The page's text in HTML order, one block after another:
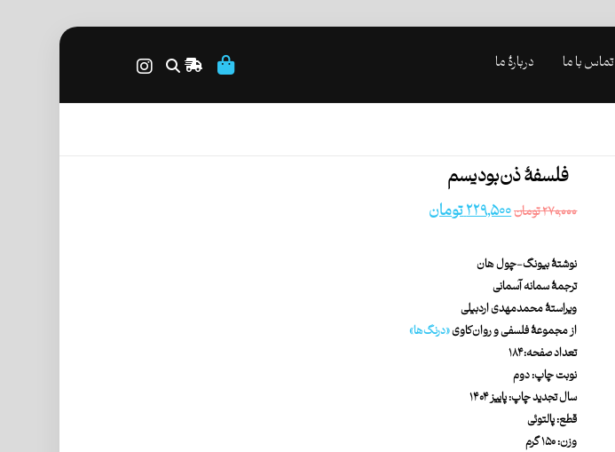
تماس با ما دربارۀ ما
فلسفۀ ذن‌بودیسم
۲۷۰,۰۰۰تومان۲۲۹,۵۰۰تومان
نوشتۀبیونگ-چول هان
ترجمۀسمانه آسمانی
ویراستۀمحمدمهدی اردبیلی
از مجموعۀ فلسفی و روان‌کاوی«درنگ‌ها»
تعداد صفحه: ۱۸۴
نوبت چاپ: دوم
سال تجدید چاپ: پاییز ۱۴۰۴
قطع: پالتوئی
وزن: ۱۵۰ گرم